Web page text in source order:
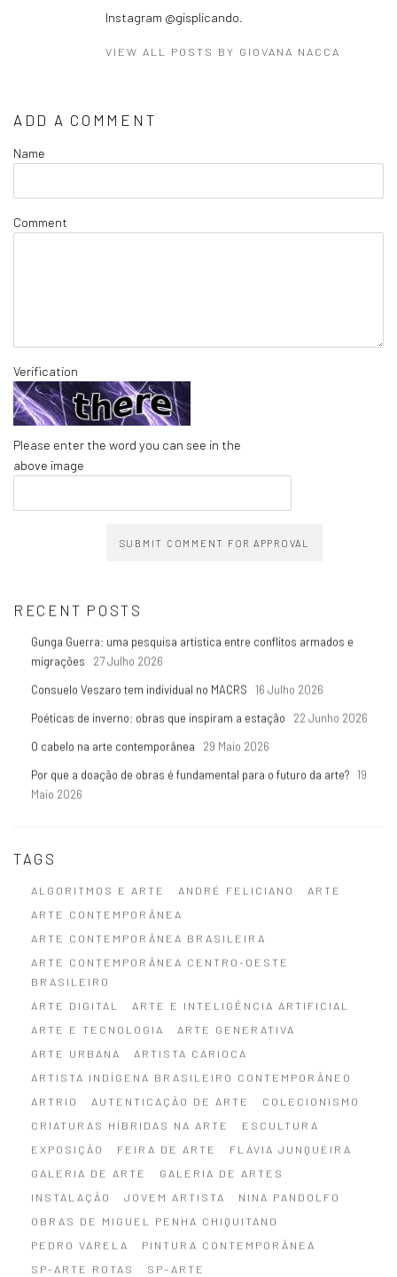
Instagram @gisplicando.
VIEW ALL POSTS BY GIOVANA NACCA
ADD A COMMENT
Name
Comment
Verification
Please enter the word you can see in the
above image
SUBMIT COMMENT FOR APPROVAL
RECENT POSTS
Gunga Guerra: uma pesquisa artística entre conflitos armados e
migrações
27 Julho 2026
Consuelo Veszaro tem individual no MACRS
16 Julho 2026
Poéticas de inverno: obras que inspiram a estação
22 Junho 2026
O cabelo na arte contemporânea
29 Maio 2026
Por que a doação de obras é fundamental para o futuro da arte? 19
Maio 2026
TAGS
ALGORITMOS E ARTE ANDRÉ FELICIANO
ARTE
ARTE CONTEMPORÂNEA
ARTE CONTEMPORÂNEA BRASILEIRA
ARTE CONTEMPORÂNEA CENTRO-OESTE
BRASILEIRO
ARTE DIGITAL
ARTE E INTELIGÊNCIA ARTIFICIAL
ARTE E TECNOLOGIA
ARTE GENERATIVA
ARTE URBANA
ARTISTA CARIOCA
ARTISTA INDÍGENA BRASILEIRO CONTEMPORÂNEO
ARTRIO
AUTENTICAÇÃO DE ARTE
COLECIONISMO
CRIATURAS HÍBRIDAS NA ARTE
ESCULTURA
EXPOSIÇÃO
FEIRA DE ARTE
FLÁVIA JUNQUEIRA
GALERIA DE ARTE
GALERIA DE ARTES
INSTALAÇÃO
JOVEM ARTISTA
NINA PANDOLFO
OBRAS DE MIGUEL PENHA CHIQUITANO
PEDRO VARELA PINTURA CONTEMPORÂNEA
SP-ARTE ROTAS
SP–ARTE